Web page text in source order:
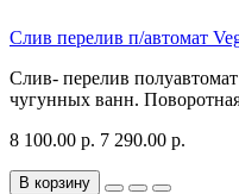
Слив перелив п/автомат
Слив- перелив
чугунных ванн.
8 100.00 р. 7 290.00 р.
В корзину